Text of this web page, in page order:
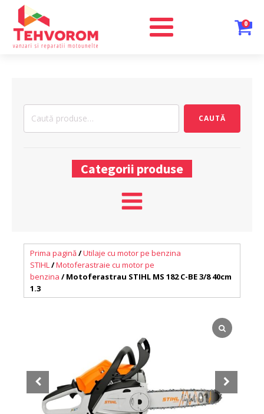
0
Caută
CAUTĂ
Categorii produse
Prima pagină/Utilaje cu motor pe benzina
STIHL/Motoferastraie cu motor pe
benzina / Motoferastrau STIHL MS 182 C-BE 3/8 40cm
1.3